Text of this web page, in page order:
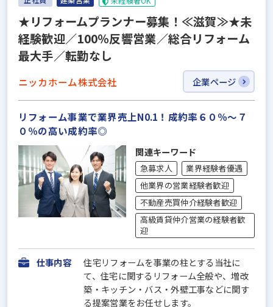
★リフォームプランナー募集！≪滋賀≫★未
経験歓迎／100％反響営業／総合リフォーム
最大手／転勤なし
ニッカホーム株式会社 企業ページ
リフォーム事業で業界売上N0.1！成約率６０％～７
０％の高い成約率◎
関連キーワード
急募求人
業界経験者優遇
他業界の営業経験者歓迎
不動産売買仲介経験者歓迎
高級賃貸仲介営業の経験者歓
迎
仕事内容
住宅リフォームを事業の柱とする当社に
て、住宅に関するリフォーム全般や、増改
築・キッチン・バス・外壁工事などに関す
る提案営業をお任せします。